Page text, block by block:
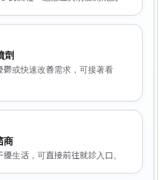
劑
鬱或快速改善需求，可接著看
商
生活，可直接前往就診入口。